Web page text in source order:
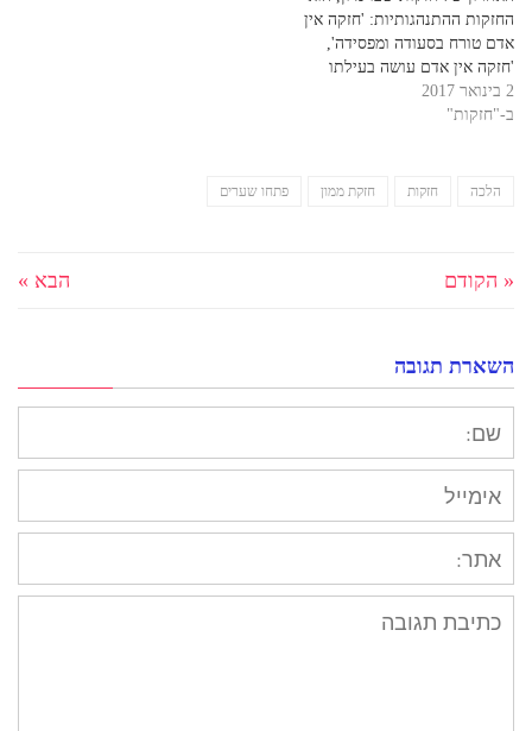
החזקות ההתנהגותיות: 'חזקה אין
אדם טורח בסעודה ומפסידה',
'חזקה אין אדם עושה בעילתו
בעילת זנות' ועוד. כל החזקות
האלו, הן קביעות של חז"ל ביחס
אדם פורע תוך זמנו'. הדיון
2 בינואר 2017
ב-"חזקות"
הלכה חזקות חזקת ממון פתחו שערים
« הקודם הבא »
השארת תגובה